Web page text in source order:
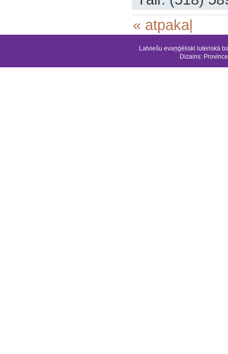
« atpakaļ
Latviešu evaņģēliski luteriskā
Dizains: